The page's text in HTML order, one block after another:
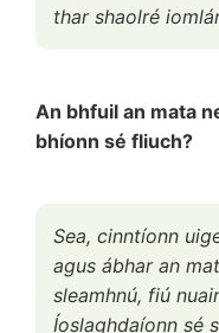
thar shaolré
An bhfuil an mata
bhíonn sé fliuch?
Sea, cinntíonn
agus ábhar an
sleamhnú, fiú
Íoslaghdaíonn sé